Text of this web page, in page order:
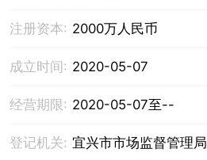
注册资本: 2000万人民币
成立时间: 2020-05-07
经营期限: 2020-05-07至--
登记机关: 宜兴市市场监督管理局